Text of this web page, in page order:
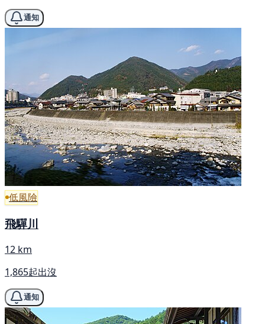
通知
低風險
飛驒川
12 km
1,865起出沒
通知